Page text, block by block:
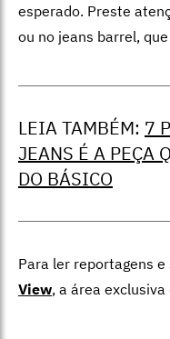
esperado. Preste
ou no jeans barrel,
LEIA TAMBÉM: 7
JEANS É A PEÇA
DO BÁSICO
Para ler reportagens
View, a área exclusiva